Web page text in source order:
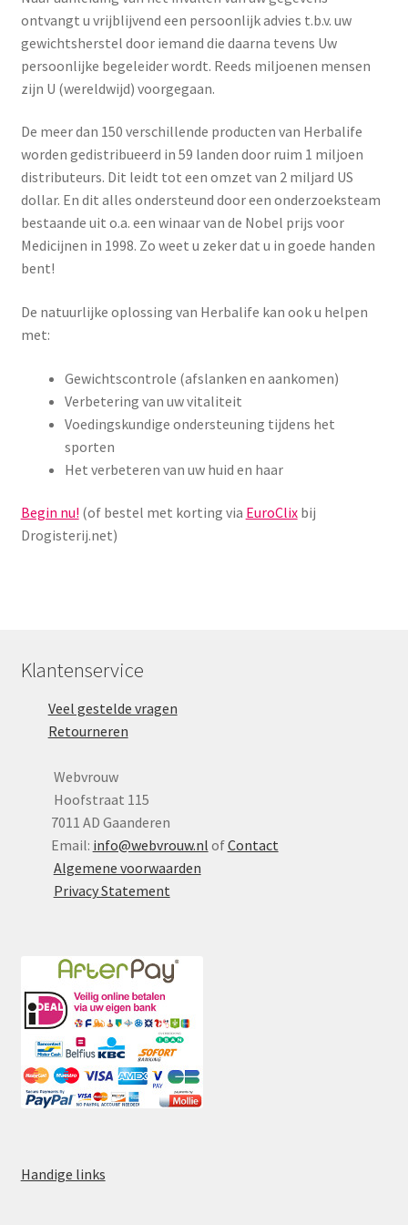
Menstruatiesponsjes
Seksualiteit
Stimulatie, vibrators
Verzorgingsproducten
Wasbaar maandverband
Wasbare zoogcompressen
Yoni eggs
Diverse
Contact
ontvangt u vrijblijvend een persoonlijk advies t.b.v. uw
gewichtsherstel door iemand die daarna tevens Uw
persoonlijke begeleider wordt. Reeds miljoenen mensen
zijn U (wereldwijd) voorgegaan.
De meer dan 150 verschillende producten van Herbalife
worden gedistribueerd in 59 landen door ruim 1 miljoen
distributeurs. Dit leidt tot een omzet van 2 miljard US
dollar. En dit alles ondersteund door een onderzoeksteam
bestaande uit o.a. een winaar van de Nobel prijs voor
Medicijnen in 1998. Zo weet u zeker dat u in goede handen
bent!
De natuurlijke oplossing van Herbalife kan ook u helpen
met:
Gewichtscontrole (afslanken en aankomen)
Verbetering van uw vitaliteit
Voedingskundige ondersteuning tijdens het
sporten
Het verbeteren van uw huid en haar
Begin nu! (of bestel met korting via EuroClixbij
Drogisterij.net)
Klantenservice
Veel gestelde vragen
Retourneren
Webvrouw
Hoofstraat 115
7011 AD Gaanderen
Email: info@webvrouw.nl ofContact
Algemene voorwaarden
Privacy Statement
Handige links